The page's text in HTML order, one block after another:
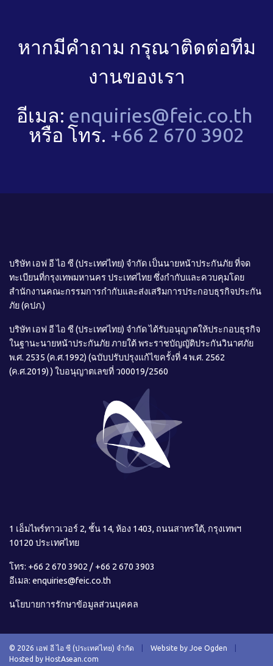
หากมีคำถาม กรุณาติดต่อทีม
งานของเรา
อีเมล: enquiries@feic.co.th
หรือ โทร. +66 2 670 3902
บริษัท เอฟ อี ไอ ซี (ประเทศไทย) จำกัด เป็นนายหน้าประกันภัย ที่จด
ทะเบียนที่กรุงเทพมหานคร ประเทศไทย ซึ่งกำกับและควบคุมโดย
สำนักงานคณะกรรมการกำกับและส่งเสริมการประกอบธุรกิจประกัน
ภัย (คปภ.)
บริษัท เอฟ อี ไอ ซี (ประเทศไทย) จำกัด ได้รับอนุญาตให้ประกอบธุรกิจ
ในฐานะนายหน้าประกันภัย ภายใต้ พระราชบัญญัติประกันวินาศภัย
พ.ศ. 2535 (ค.ศ.1992) (ฉบับปรับปรุงแก้ไขครั้งที่ 4 พ.ศ. 2562
(ค.ศ.2019) ) ใบอนุญาตเลขที่ ว00019/2560
1 เอ็มไพร์ทาวเวอร์ 2, ชั้น 14, ห้อง 1403, ถนนสาทรใต้, กรุงเทพฯ
10120 ประเทศไทย
โทร: +66 2 670 3902 / +66 2 670 3903
อีเมล: enquiries@feic.co.th
นโยบายการรักษาข้อมูลส่วนบุคคล
© 2026 เอฟ อี ไอ ซี (ประเทศไทย) จำกัด Website by Joe Ogden
Hosted by HostAsean.com